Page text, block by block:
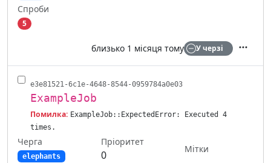
Спроби
5
близько 1 місяця тому У черзі
e3e81521-6c1e-4648-8544-0959784a0e03
ExampleJob
Помилка: ExampleJob::ExpectedError: Executed 4
times.
Черга
elephants
Пріоритет
0
Мітки